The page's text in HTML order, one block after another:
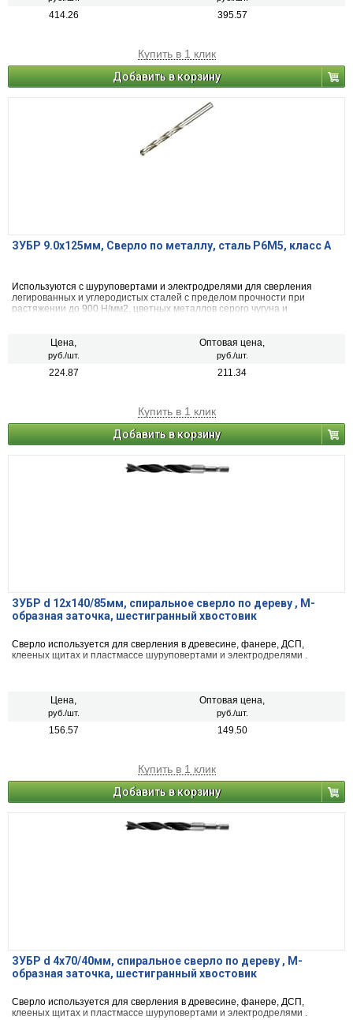
414.26 395.57
Купить в 1 клик
Добавить в корзину
ЗУБР 9.0х125мм, Сверло по металлу, сталь Р6М5, класс А
Используются с шуруповертами и электродрелями для сверления
легированных и углеродистых сталей с пределом прочности при
растяжении до 900 Н/мм2, цветных металлов серого чугуна и
Цена,
руб./шт.
Оптовая цена,
руб./шт.
224.87 211.34
Купить в 1 клик
Добавить в корзину
ЗУБР d 12x140/85мм, спиральное сверло по дереву , М-
образная заточка, шестигранный хвостовик
Сверло используется для сверления в древесине, фанере, ДСП,
клееных щитах и пластмассе шуруповертами и электродрелями .
Цена,
руб./шт.
Оптовая цена,
руб./шт.
156.57 149.50
Купить в 1 клик
Добавить в корзину
ЗУБР d 4x70/40мм, спиральное сверло по дереву , М-
образная заточка, шестигранный хвостовик
Сверло используется для сверления в древесине, фанере, ДСП,
клееных щитах и пластмассе шуруповертами и электродрелями .